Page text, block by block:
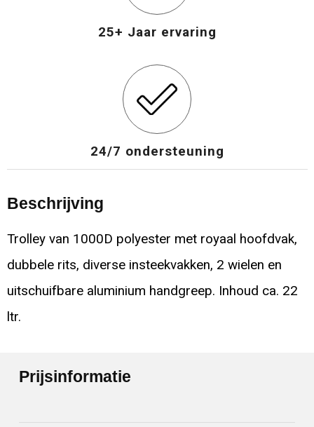
25+ Jaar ervaring
24/7 ondersteuning
Beschrijving
Trolley van 1000D polyester met royaal hoofdvak,
dubbele rits, diverse insteekvakken, 2 wielen en
uitschuifbare aluminium handgreep. Inhoud ca. 22
ltr.
Prijsinformatie